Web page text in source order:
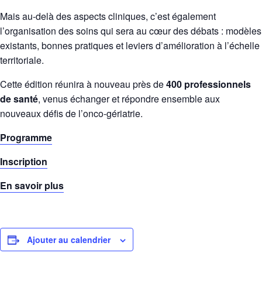
Mais au-delà des aspects cliniques, c’est également
l’organisation des soins qui sera au cœur des débats : modèles
existants, bonnes pratiques et leviers d’amélioration à l’échelle
territoriale.
Cette édition réunira à nouveau près de400 professionnels
de santé, venus échanger et répondre ensemble aux
nouveaux défis de l’onco-gériatrie.
Programme
Inscription
En savoir plus
Ajouter au calendrier